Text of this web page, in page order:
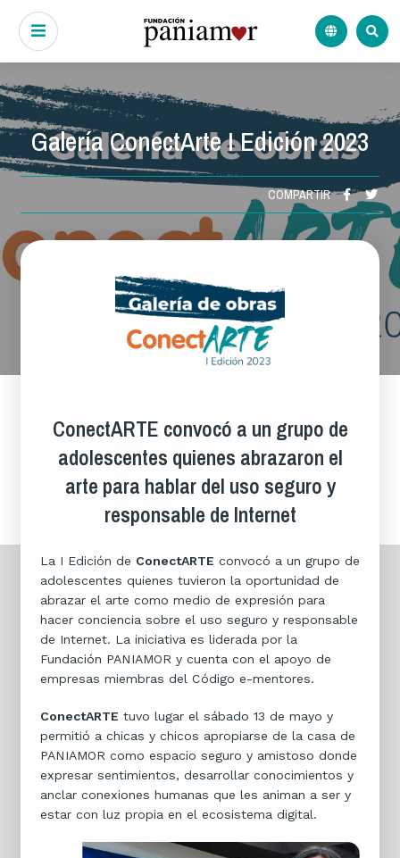
Galería ConectArte I Edición 2023
COMPARTIR
ConectARTE convocó a un grupo de
adolescentes quienes abrazaron el
arte para hablar del uso seguro y
responsable de Internet
La I Edición de ConectARTE convocó a un grupo de
adolescentes quienes tuvieron la oportunidad de
abrazar el arte como medio de expresión para
hacer conciencia sobre el uso seguro y responsable
de Internet. La iniciativa es liderada por la
Fundación PANIAMOR y cuenta con el apoyo de
empresas miembras del Código e-mentores.
ConectARTE tuvo lugar el sábado 13 de mayo y
permitió a chicas y chicos apropiarse de la casa de
PANIAMOR como espacio seguro y amistoso donde
expresar sentimientos, desarrollar conocimientos y
anclar conexiones humanas que les animan a ser y
estar con luz propia en el ecosistema digital.